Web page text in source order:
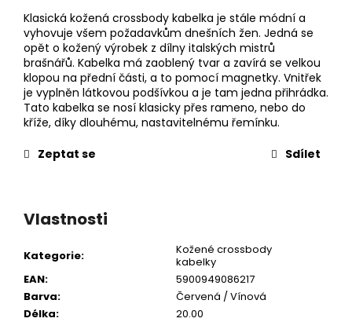
Klasická kožená crossbody kabelka je stále módní a
vyhovuje všem požadavkům dnešních žen. Jedná se
opět o kožený výrobek z dílny italských mistrů
brašnářů. Kabelka má zaoblený tvar a zavírá se velkou
klopou na přední části, a to pomocí magnetky. Vnitřek
je vyplněn látkovou podšívkou a je tam jedna přihrádka.
Tato kabelka se nosí klasicky přes rameno, nebo do
kříže, díky dlouhému, nastavitelnému řemínku.
Zeptat se
Sdílet
Vlastnosti
Kategorie:
Kožené crossbody
kabelky
EAN:
5900949086217
Barva:
Červená / Vínová
Délka:
20.00